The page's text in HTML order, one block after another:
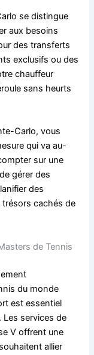
se distingue
aux besoins
des transferts
exclusifs ou des
chauffeur
sans heurts
Carlo, vous
qui va au-
sur une
gérer des
des
trésors cachés de
de Tennis
du monde
est essentiel
Les services de
V offrent une
allier